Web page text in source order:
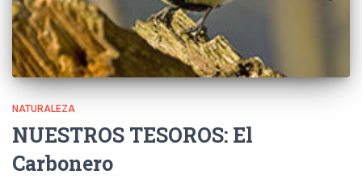
NATURALEZA
NUESTROS TESOROS: El
Carbonero